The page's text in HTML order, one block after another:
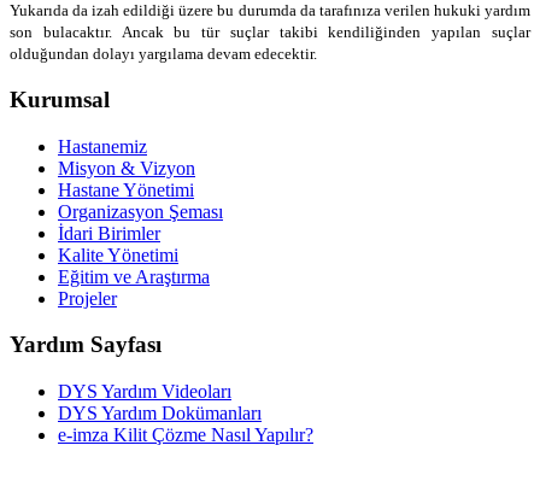
Yukarıda da izah edildiği üzere bu durumda da tarafınıza verilen hukuki yardım
son bulacaktır. Ancak bu tür suçlar takibi kendiliğinden yapılan suçlar
olduğundan dolayı yargılama devam edecektir.
Kurumsal
Hastanemiz
Misyon & Vizyon
Hastane Yönetimi
Organizasyon Şeması
İdari Birimler
Kalite Yönetimi
Eğitim ve Araştırma
Projeler
Yardım Sayfası
DYS Yardım Videoları
DYS Yardım Dokümanları
e-imza Kilit Çözme Nasıl Yapılır?